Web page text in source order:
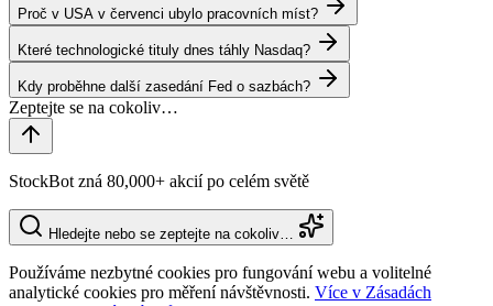
Proč v USA v červenci ubylo pracovních míst?
Které technologické tituly dnes táhly Nasdaq?
Kdy proběhne další zasedání Fed o sazbách?
StockBot zná 80,000+ akcií po celém světě
Hledejte nebo se zeptejte na cokoliv…
Používáme nezbytné cookies pro fungování webu a volitelné
analytické cookies pro měření návštěvnosti. Více v Zásadách